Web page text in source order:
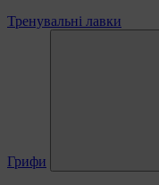
Тренувальні лавки
Грифи